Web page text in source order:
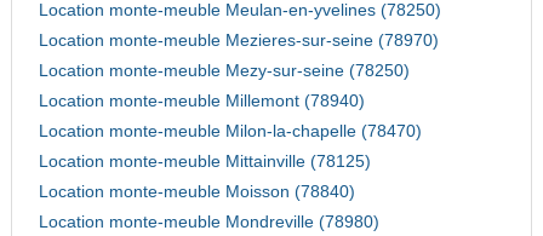
Location monte-meuble Meulan-en-yvelines (78250)
Location monte-meuble Mezieres-sur-seine (78970)
Location monte-meuble Mezy-sur-seine (78250)
Location monte-meuble Millemont (78940)
Location monte-meuble Milon-la-chapelle (78470)
Location monte-meuble Mittainville (78125)
Location monte-meuble Moisson (78840)
Location monte-meuble Mondreville (78980)